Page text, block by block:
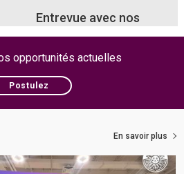
Entrevue avec nos
artistes d'Adagio sur
Luzia
opportunités actuelles
Postulez
En savoir plus